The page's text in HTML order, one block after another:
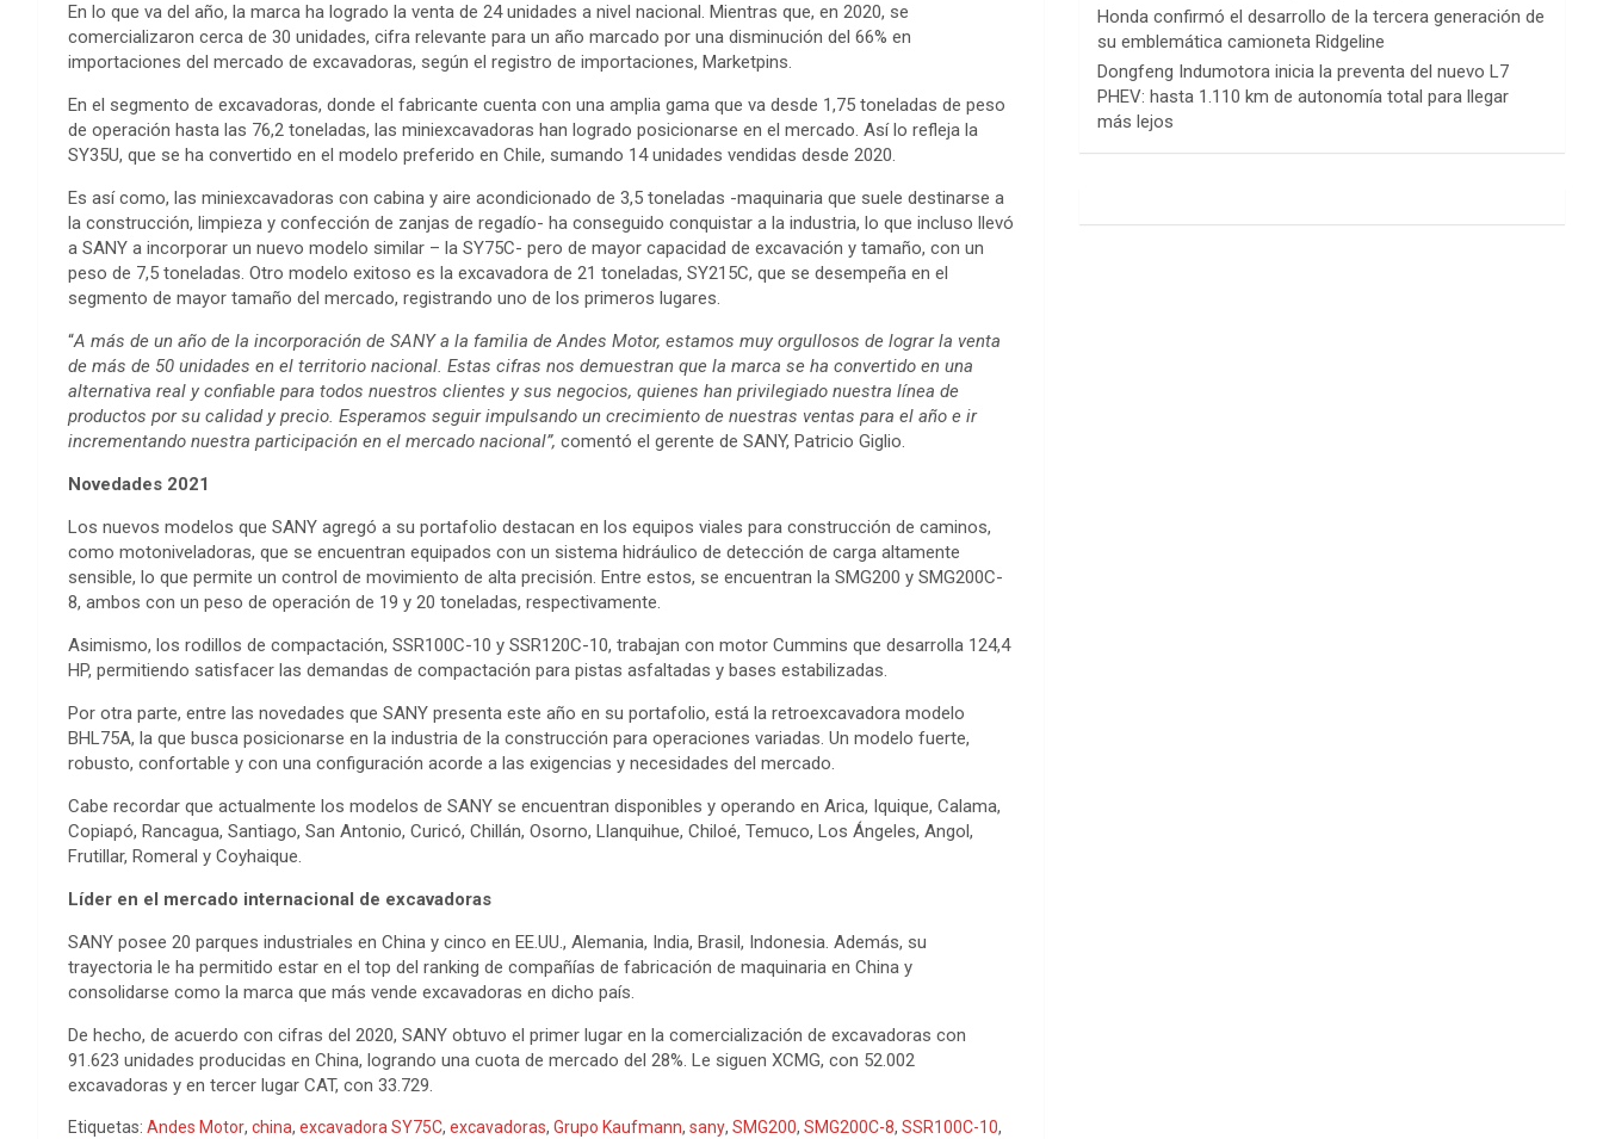
En lo que va del año, la marca ha logrado la venta de 24 unidades a nivel nacional. Mientras que, en 2020, se
comercializaron cerca de 30 unidades, cifra relevante para un año marcado por una disminución del 66% en
importaciones del mercado de excavadoras, según el registro de importaciones, Marketpins.
En el segmento de excavadoras, donde el fabricante cuenta con una amplia gama que va desde 1,75 toneladas de peso
de operación hasta las 76,2 toneladas, las miniexcavadoras han logrado posicionarse en el mercado. Así lo refleja la
SY35U, que se ha convertido en el modelo preferido en Chile, sumando 14 unidades vendidas desde 2020.
Es así como, las miniexcavadoras con cabina y aire acondicionado de 3,5 toneladas -maquinaria que suele destinarse a
la construcción, limpieza y confección de zanjas de regadío- ha conseguido conquistar a la industria, lo que incluso llevó
a SANY a incorporar un nuevo modelo similar – la SY75C- pero de mayor capacidad de excavación y tamaño, con un
peso de 7,5 toneladas. Otro modelo exitoso es la excavadora de 21 toneladas, SY215C, que se desempeña en el
segmento de mayor tamaño del mercado, registrando uno de los primeros lugares.
“A más de un año de la incorporación de SANY a la familia de Andes Motor, estamos muy orgullosos de lograr la venta
de más de 50 unidades en el territorio nacional. Estas cifras nos demuestran que la marca se ha convertido en una
alternativa real y confiable para todos nuestros clientes y sus negocios, quienes han privilegiado nuestra línea de
productos por su calidad y precio. Esperamos seguir impulsando un crecimiento de nuestras ventas para el año e ir
incrementando nuestra participación en el mercado nacional”, comentó el gerente de SANY, Patricio Giglio.
Novedades 2021
Los nuevos modelos que SANY agregó a su portafolio destacan en los equipos viales para construcción de caminos,
como motoniveladoras, que se encuentran equipados con un sistema hidráulico de detección de carga altamente
sensible, lo que permite un control de movimiento de alta precisión. Entre estos, se encuentran la SMG200 y SMG200C-
8, ambos con un peso de operación de 19 y 20 toneladas, respectivamente.
Asimismo, los rodillos de compactación, SSR100C-10 y SSR120C-10, trabajan con motor Cummins que desarrolla 124,4
HP, permitiendo satisfacer las demandas de compactación para pistas asfaltadas y bases estabilizadas.
Por otra parte, entre las novedades que SANY presenta este año en su portafolio, está la retroexcavadora modelo
BHL75A, la que busca posicionarse en la industria de la construcción para operaciones variadas. Un modelo fuerte,
robusto, confortable y con una configuración acorde a las exigencias y necesidades del mercado.
Cabe recordar que actualmente los modelos de SANY se encuentran disponibles y operando en Arica, Iquique, Calama,
Copiapó, Rancagua, Santiago, San Antonio, Curicó, Chillán, Osorno, Llanquihue, Chiloé, Temuco, Los Ángeles, Angol,
Frutillar, Romeral y Coyhaique.
Líder en el mercado internacional de excavadoras
SANY posee 20 parques industriales en China y cinco en EE.UU., Alemania, India, Brasil, Indonesia. Además, su
trayectoria le ha permitido estar en el top del ranking de compañías de fabricación de maquinaria en China y
consolidarse como la marca que más vende excavadoras en dicho país.
De hecho, de acuerdo con cifras del 2020, SANY obtuvo el primer lugar en la comercialización de excavadoras con
91.623 unidades producidas en China, logrando una cuota de mercado del 28%. Le siguen XCMG, con 52.002
excavadoras y en tercer lugar CAT, con 33.729.
Etiquetas: Andes Motor, china, excavadora SY75C, excavadoras, Grupo Kaufmann, sany, SMG200, SMG200C-8, SSR100C-10,
Honda confirmó el desarrollo de la tercera generación de
su emblemática camioneta Ridgeline
Dongfeng Indumotora inicia la preventa del nuevo L7
PHEV: hasta 1.110 km de autonomía total para llegar
más lejos